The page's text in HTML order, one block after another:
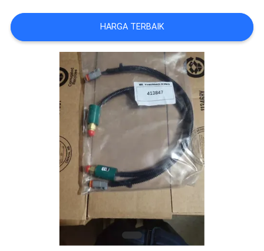
KASUS
SITEMAP
KEBIJAKAN
PRIVASI
HARGA TERBAIK